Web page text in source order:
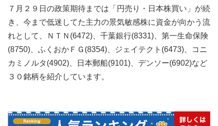
７月２９日の政策期待までは「円売り・日本株買い」が続
き、今まで低迷してた主力の景気敏感株に資金が向かう流
れとして、ＮＴＮ(6472)、千葉銀行(8331)、第一生命保険
(8750)、ふくおかＦＧ(8354)、ジェイテクト(6473)、コニ
カミノルタ(4902)、日本郵船(9101)、デンソー(6902)など
３０銘柄を紹介しています。